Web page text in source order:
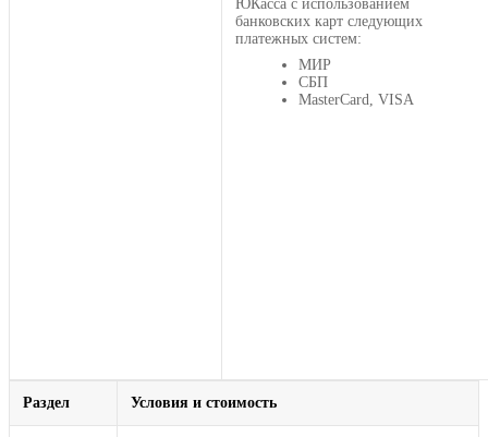
ЮКасса с использованием
банковских карт следующих
платежных систем:
МИР
СБП
MasterCard, VISA
Раздел Условия и стоимость